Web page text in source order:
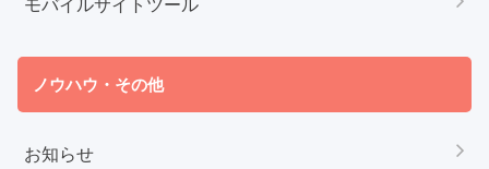
ノウハウ・その他
お知らせ